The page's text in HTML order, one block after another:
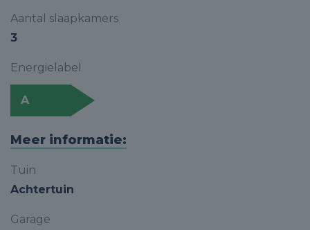
Aantal slaapkamers
3
Energielabel
A
Meer informatie:
Tuin
Achtertuin
Garage